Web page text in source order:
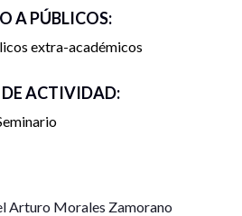
A PÚBLICOS:
extra-académicos
ACTIVIDAD:
Arturo Morales Zamorano